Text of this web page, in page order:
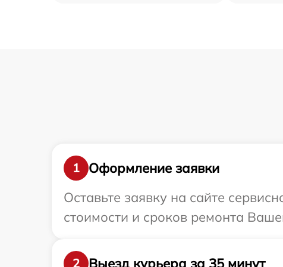
1
Оформление заявки
Оставьте заявку на сайте
стоимости и сроков ремонта
2 Выезд курьера за 35 минут